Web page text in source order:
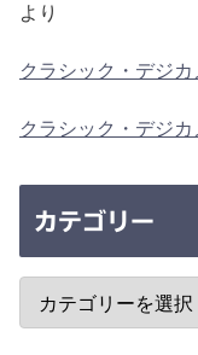
より
クラシック・デジ
クラシック・デジ
カテゴリー